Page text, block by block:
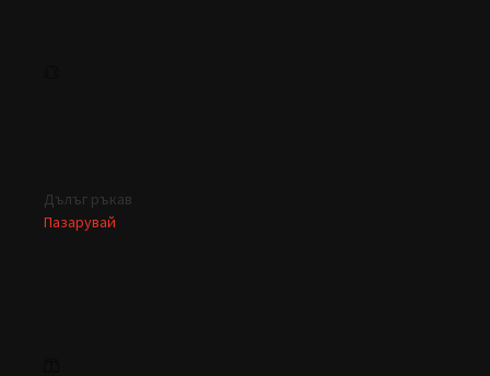
Дълъг ръкав
Пазарувай